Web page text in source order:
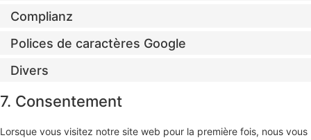
Complianz
Polices de caractères Google
Divers
7. Consentement
Lorsque vous visitez notre site web pour la première fois, nous